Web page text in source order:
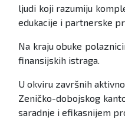
ljudi koji razumiju
edukacije i partnerske
Na kraju obuke
finansijskih istraga.
U okviru završnih
Zeničko-dobojskog
saradnje i efikasnijem